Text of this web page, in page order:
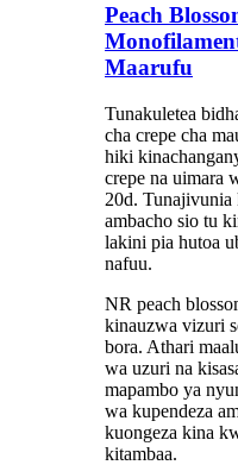
Peach
Maarufu
Tunakuletea
cha crepe cha
hiki
crepe na uimara
20d. Tunajivunia
ambacho sio tu
lakini pia hutoa
nafuu.
NR peach
kinauzwa vizuri
bora. Athari
wa uzuri na
mapambo ya
wa kupendeza
kuongeza kina
kitambaa.